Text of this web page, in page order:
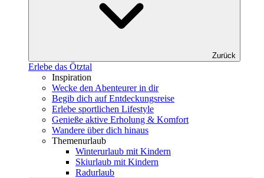
Zurück
Erlebe das Ötztal
Inspiration
Wecke den Abenteurer in dir
Begib dich auf Entdeckungsreise
Erlebe sportlichen Lifestyle
Genieße aktive Erholung & Komfort
Wandere über dich hinaus
Themenurlaub
Winterurlaub mit Kindern
Skiurlaub mit Kindern
Radurlaub